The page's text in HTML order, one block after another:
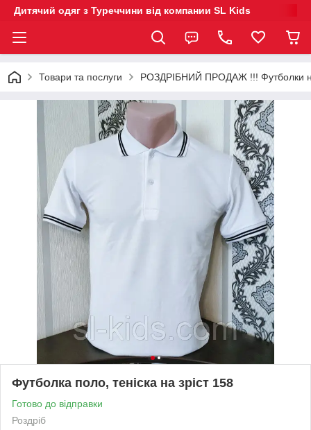
Дитячий одяг з Туреччини від компании SL Kids
Товари та послуги РОЗДРІБНИЙ ПРОДАЖ !!! Футболки на
Футболка поло, теніска на зріст 158
Готово до відправки
Роздріб